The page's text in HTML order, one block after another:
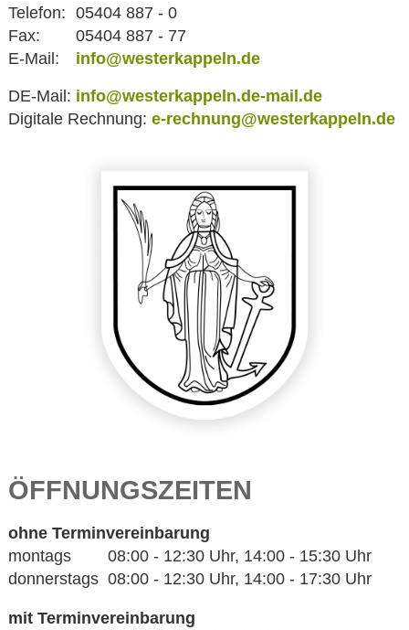
Telefon: 05404 887 - 0
Fax:
05404 887 - 77
E-Mail:
info@westerkappeln.de
DE-Mail: info@westerkappeln.de-mail.de
Digitale Rechnung: e-rechnung@westerkappeln.de
ÖFFNUNGSZEITEN
ohne Terminvereinbarung
montags 08:00 - 12:30 Uhr, 14:00 - 15:30 Uhr
donnerstags 08:00 - 12:30 Uhr, 14:00 - 17:30 Uhr
mit Terminvereinbarung